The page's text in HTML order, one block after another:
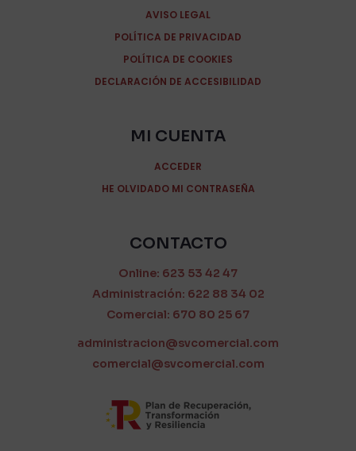
AVISO LEGAL
POLÍTICA DE PRIVACIDAD
POLÍTICA DE COOKIES
DECLARACIÓN DE ACCESIBILIDAD
MI CUENTA
ACCEDER
HE OLVIDADO MI CONTRASEÑA
CONTACTO
Online: 623 53 42 47
Administración: 622 88 34 02
Comercial: 670 80 25 67
administracion@svcomercial.com
comercial@svcomercial.com